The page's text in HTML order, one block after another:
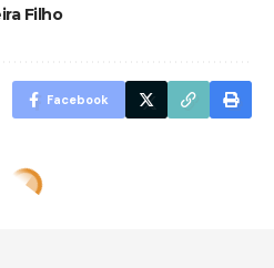
Filho
Facebook